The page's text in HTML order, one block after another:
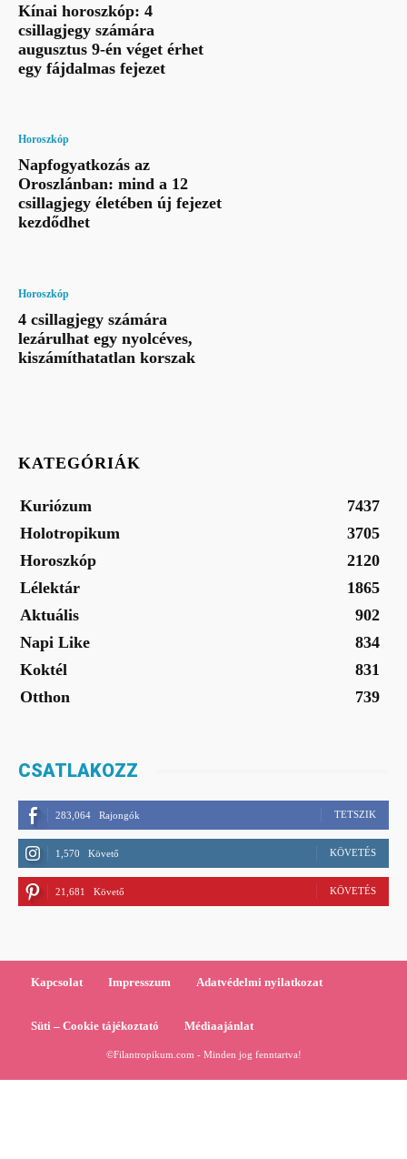
Kínai horoszkóp: 4
csillagjegy számára
augusztus 9-én véget érhet
egy fájdalmas fejezet
Horoszkóp
Napfogyatkozás az
Oroszlánban: mind a 12
csillagjegy életében új fejezet
kezdődhet
Horoszkóp
4 csillagjegy számára
lezárulhat egy nyolcéves,
kiszámíthatatlan korszak
KATEGÓRIÁK
Kuriózum
7437
Holotropikum
3705
Horoszkóp
2120
Lélektár
1865
Aktuális
902
Napi Like
834
Koktél
831
Otthon
739
CSATLAKOZZ
283,064 Rajongók TETSZIK
1,570 Követő KÖVETÉS
21,681 Követő KÖVETÉS
Kapcsolat Impresszum Adatvédelmi nyilatkozat
Süti – Cookie tájékoztató Médiaajánlat
©Filantropikum.com - Minden jog fenntartva!